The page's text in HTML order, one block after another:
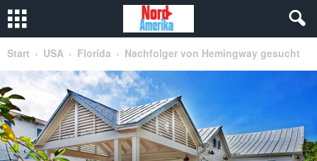
Start USA Florida Nachfolger von Hemingway gesucht